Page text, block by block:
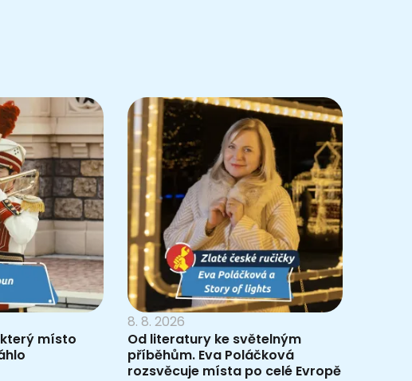
místo
8. 8. 2026
Od literatury ke světelným
příběhům. Eva Poláčková
rozsvěcuje místa po celé Evropě